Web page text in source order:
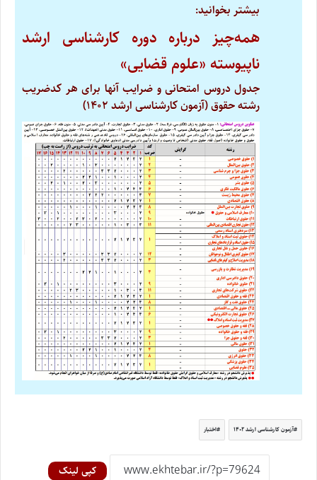
بیشتر بخوانید:
همه‌چیز درباره دوره کارشناسی ارشد
ناپیوسته «علوم قضایی»
جدول دروس امتحانی و ضرایب آنها برای هر کدضریب
رشته حقوق(آزمون کارشناسی ارشد ۱۴۰۲)
آزمون کارشناسی ارشد ۱۴۰۲ اختبار
کپی لینک